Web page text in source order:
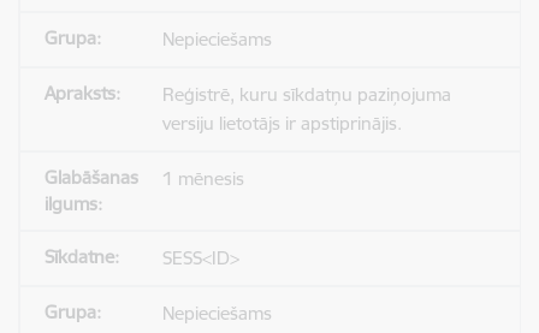
Nepieciešams
Reģistrē, kuru sīkdatņu paziņojuma
versiju lietotājs ir apstiprinājis.
1 mēnesis
SESS<ID>
Nepieciešams